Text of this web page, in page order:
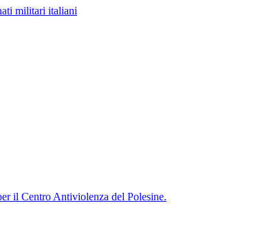
militari italiani
il Centro Antiviolenza del Polesine.